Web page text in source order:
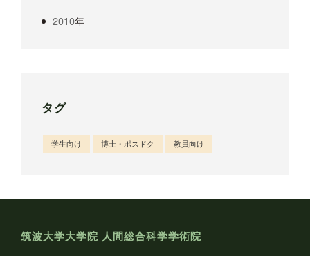
2010年
タグ
学生向け 博士・ポスドク 教員向け
筑波大学大学院 人間総合科学学術院